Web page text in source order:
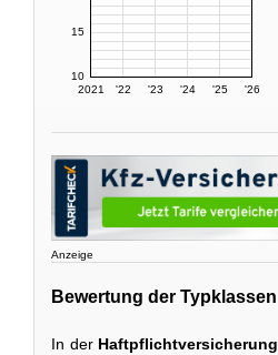
2021 '22 '23 '24 '25 '26
10
15
Anzeige
Bewertung der Typklassen
In der Haftpflichtversicherung